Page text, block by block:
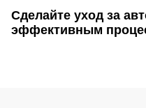
Сделайте уход за
эффективным